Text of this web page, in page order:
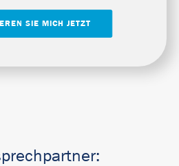
SIE MICH JETZT